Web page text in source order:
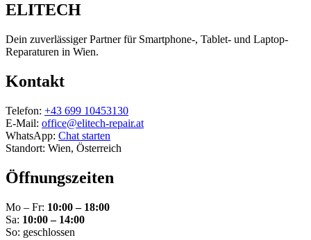
ELITECH
Dein zuverlässiger Partner für Smartphone-, Tablet- und Laptop-
Reparaturen in Wien.
Kontakt
Telefon: +43 699 10453130
E-Mail: office@elitech-repair.at
WhatsApp: Chat starten
Standort: Wien, Österreich
Öffnungszeiten
Mo – Fr: 10:00 – 18:00
Sa: 10:00 – 14:00
So: geschlossen